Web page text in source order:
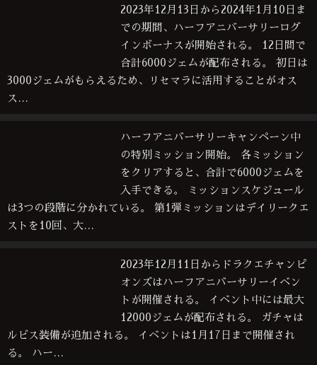
2023年12月13日から2024年1月10日ま
での期間、ハーフアニバーサリーログ
インボーナスが開始される。 12日間で
合計6000ジェムが配布される。 初日は
3000ジェムがもらえるため、リセマラに活用することがオス
ス…
ハーフアニバーサリーキャンペーン中
の特別ミッション開始。 各ミッション
をクリアすると、合計で6000ジェムを
入手できる。 ミッションスケジュール
は3つの段階に分かれている。 第1弾ミッションはデイリークエ
ストを10回、大…
2023年12月11日からドラクエチャンピ
オンズはハーフアニバーサリーイベン
トが開催される。 イベント中には最大
12000ジェムが配布される。 ガチャは
ルビス装備が追加される。 イベントは1月17日まで開催され
る。 ハー…